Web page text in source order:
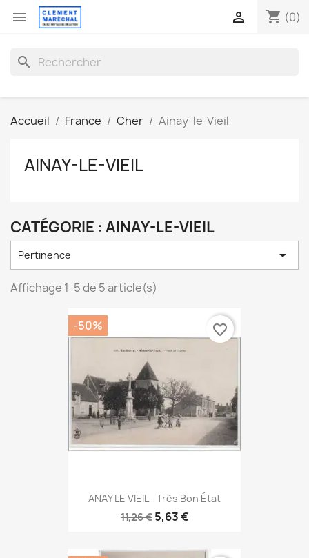
 shopping_cart (0)

search
Accueil France Cher Ainay-le-Vieil
AINAY-LE-VIEIL
CATÉGORIE : AINAY-LE-VIEIL
Pertinence 
Affichage 1-5 de 5 article(s)
ANAY LE VIEIL - Très Bon État
11,26 € 5,63 €
-50% favorite_border